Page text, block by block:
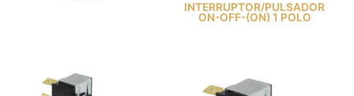
INTERRUPTOR/PULSADOR
ON-OFF-(ON) 1 POLO